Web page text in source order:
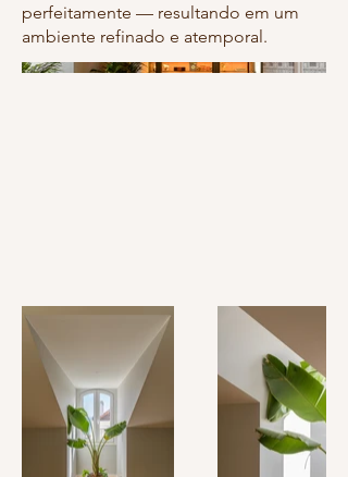
perfeitamente — resultando em um
ambiente refinado e atemporal.